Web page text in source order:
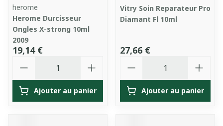
herome
Herome Durcisseur
Ongles X-strong 10ml
2009
19,14 €
Ajouter au panier
Vitry Soin Reparateur Pro
Diamant Fl 10ml
27,66 €
Ajouter au panier